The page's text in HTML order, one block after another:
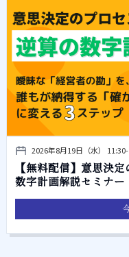
2026年8月19日（水）
【無料配信】意思決
数字計画解説セミナー